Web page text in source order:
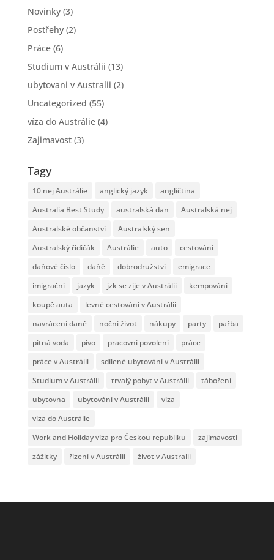
Novinky(3)
Postřehy(2)
Práce(6)
Studium v Austrálii (13)
ubytovani v Australii (2)
Uncategorized (55)
víza do Austrálie(4)
Zajimavost(3)
Tagy
10 nej Austrálie anglický jazyk
angličtina
Australia Best Study
australská dan
Australská nej
Australské občanství
Australský sen
Australský řidičák
Austrálie auto
cestování
daňové číslo
daňě dobrodružství
emigrace
imigrační
jazyk jzk se zije v Austrálii
kempování
koupě auta
levné cestováni v Austrálii
navrácení daně
noční život nákupy party
pařba
pitná voda
pivo pracovní povolení
práce
práce v Austrálii
sdílené ubytování v Austrálii
Studium v Austrálii
trvalý pobyt v Austrálii
táboření
ubytovna
ubytování v Austrálii
víza
víza do Austrálie
Work and Holiday víza pro Českou republiku
zajímavosti
zážitky
řízení v Austrálii život v Australii